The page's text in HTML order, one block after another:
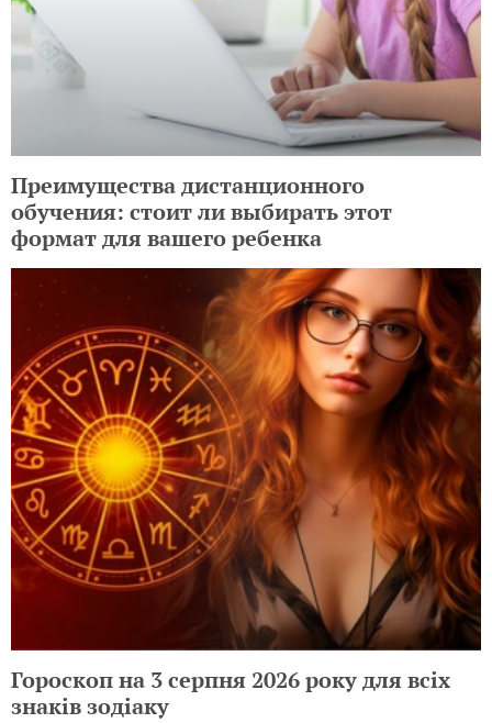
Преимущества дистанционного
обучения: стоит ли выбирать этот
формат для вашего ребенка
Гороскоп на 3 серпня 2026 року для всіх
знаків зодіаку